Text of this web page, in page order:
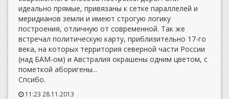
идеально прямые, привязаны к сетке параллелей и
меридианов земли и имеют строгую логику
построения, отличную от современной. Так же
встречал политическую карту, приблизительно 17-го
века, на которых территория северной части России
(над БАМ-ом) и Австралия окрашены одним цветом, с
пометкой аборигены...
Спсибо.
11:23 28.11.2013